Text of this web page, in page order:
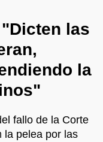
las
la
fallo de la Corte
la pelea por las